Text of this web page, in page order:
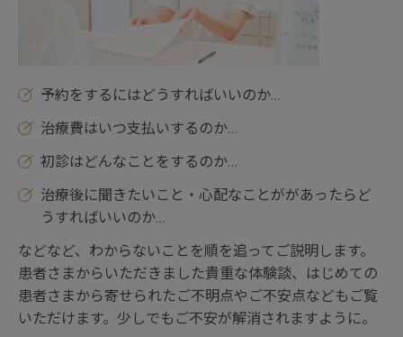
予約をするにはどうすればいいのか…
治療費はいつ支払いするのか…
初診はどんなことをするのか…
治療後に聞きたいこと・心配なことががあったらど
うすればいいのか…
などなど、わからないことを順を追ってご説明します。
患者さまからいただきました貴重な体験談、はじめての
患者さまから寄せられたご不明点やご不安点などもご覧
いただけます。少しでもご不安が解消されますように。